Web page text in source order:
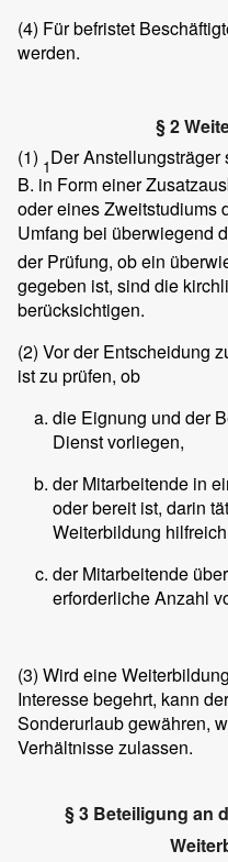
(4) Für befristet
werden.
§ 2
(1) 1Der Anstellungsträger
B. in Form einer
oder eines Zweitstudiums
Umfang bei überwiegend
der Prüfung, ob ein
gegeben ist, sind die
berücksichtigen.
(2) Vor der Entscheidung
ist zu prüfen, ob
die Eignung und der
Dienst vorliegen,
der Mitarbeitende in
oder bereit ist, darin
Weiterbildung
der Mitarbeitende
erforderliche Anzahl
(3) Wird eine
Interesse begehrt, kann
Sonderurlaub gewähren,
Verhältnisse zulassen.
§ 3 Beteiligung an